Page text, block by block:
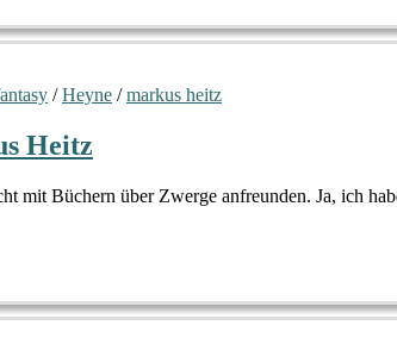
/Heyne /markus heitz
Heitz
mit Büchern über Zwerge anfreunden. Ja, ich